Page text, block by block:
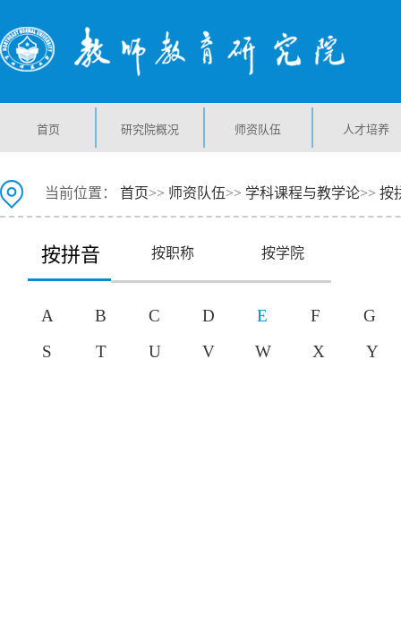
首页 研究院概况 师资队伍 人才培养
当前位置： 首页>> 师资队伍>> 学科课程与教学论>> 按
按拼音 按职称 按学院
A B C D E F
G
S
T U V W X Y